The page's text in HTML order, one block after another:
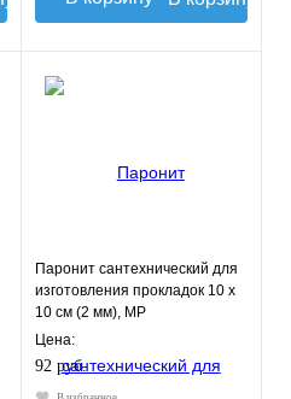
Паронит сантехнический для
изготовления прокладок 10 х
10 см (2 мм), MP
Цена:
92 руб.